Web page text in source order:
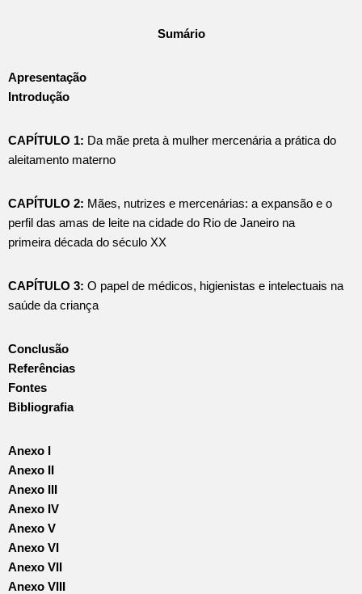
Sumário
Apresentação
Introdução
CAPÍTULO 1: Da mãe preta à mulher mercenária a prática do
aleitamento materno
CAPÍTULO 2: Mães, nutrizes e mercenárias: a expansão e o
perfil das amas de leite na cidade do Rio de Janeiro na
primeira década do século XX
CAPÍTULO 3: O papel de médicos, higienistas e intelectuais na
saúde da criança
Conclusão
Referências
Fontes
Bibliografia
Anexo I
Anexo II
Anexo III
Anexo IV
Anexo V
Anexo VI
Anexo VII
Anexo VIII